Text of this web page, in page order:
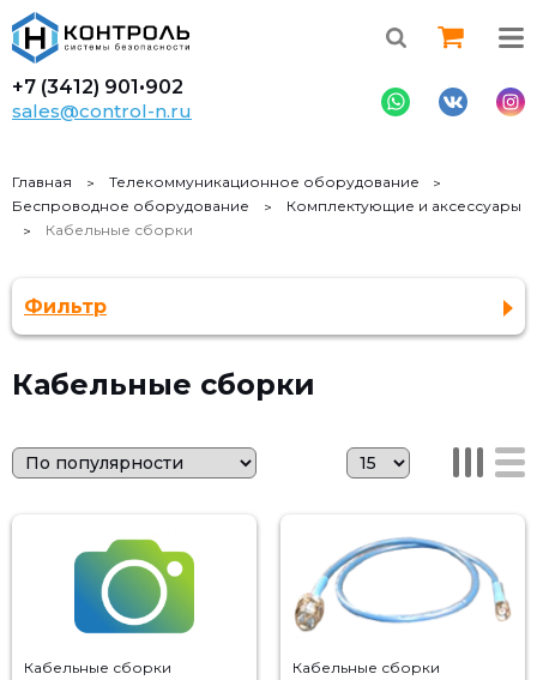
+7 (3412) 901•902
sales@control-n.ru
Главная
Телекоммуникационное оборудование
Беспроводное оборудование
Комплектующие и аксессуары
Кабельные сборки
Кабельные сборки
Кабельные сборки Кабельные сборки
Фильтр